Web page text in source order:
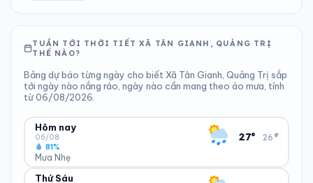
TUẦN TỚI THỜI TIẾT XÃ TÂN GIANH, QUẢNG TRỊ
THẾ NÀO?
Bảng dự báo từng ngày cho biết Xã Tân Gianh, Quảng Trị sắp
tới ngày nào nắng ráo, ngày nào cần mang theo áo mưa, tính
từ 06/08/2026.
Hôm nay
06/08
Mưa Nhẹ
81%
27° 26°
▾
ĐỘ ẨM
Thứ Sáu